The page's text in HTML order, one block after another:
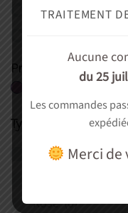
Viande rouge(1)
Prix
Type de vin
Rouge(2)
Rosé(0)
TRAITEMENT
Aucune
du 25
Les commandes
Merci